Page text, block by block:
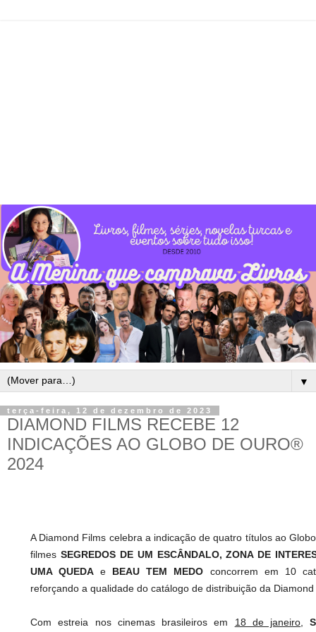
▼
terça-feira, 12 de dezembro de 2023
DIAMOND FILMS RECEBE 12
INDICAÇÕES AO GLOBO DE OURO®
2024
A Diamond Films celebra a indicação de quatro títulos ao
filmes SEGREDOS DE UM ESCÂNDALO, ZONA DE
UMA QUEDA e BEAU TEM MEDO concorrem em 10
reforçando a qualidade do catálogo de distribuição da
Com estreia nos cinemas brasileiros em 18 de janeiro ,